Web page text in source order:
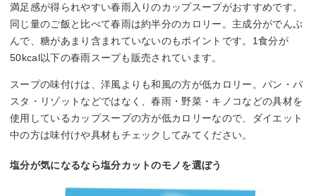
満足感が得られやすい春雨入りのカップスープがおすすめです。
同じ量のご飯と比べて春雨は約半分のカロリー。主成分がでんぷ
んで、糖があまり含まれていないのもポイントです。1食分が
50kcal以下の春雨スープも販売されています。
スープの味付けは、洋風よりも和風の方が低カロリー。パン・パ
スタ・リゾットなどではなく、春雨・野菜・キノコなどの具材を
使用しているカップスープの方が低カロリーなので、ダイエット
中の方は味付けや具材もチェックしてみてください。
塩分が気になるなら塩分カットのモノを選ぼう